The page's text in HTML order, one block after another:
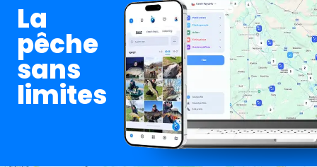
La
pêche
sans
limites